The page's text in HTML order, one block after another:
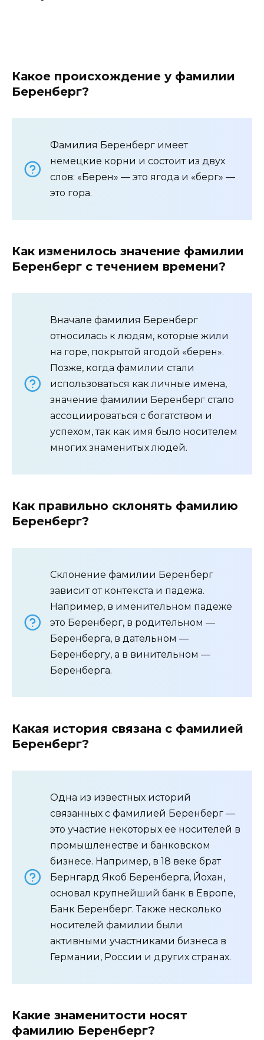
Какое происхождение у фамилии
Беренберг?
Фамилия Беренберг имеет
немецкие корни и состоит из двух
слов: «Берен» — это ягода и «берг» —
это гора.
Как изменилось значение фамилии
Беренберг с течением времени?
Вначале фамилия Беренберг
относилась к людям, которые жили
на горе, покрытой ягодой «берен».
Позже, когда фамилии стали
использоваться как личные имена,
значение фамилии Беренберг стало
ассоциироваться с богатством и
успехом, так как имя было носителем
многих знаменитых людей.
Как правильно склонять фамилию
Беренберг?
Склонение фамилии Беренберг
зависит от контекста и падежа.
Например, в именительном падеже
это Беренберг, в родительном —
Беренберга, в дательном —
Беренбергу, а в винительном —
Беренберга.
Какая история связана с фамилией
Беренберг?
Одна из известных историй
связанных с фамилией Беренберг —
это участие некоторых ее носителей в
промышленестве и банковском
бизнесе. Например, в 18 веке брат
Бернгард Якоб Беренберга, Йохан,
основал крупнейший банк в Европе,
Банк Беренберг. Также несколько
носителей фамилии были
активными участниками бизнеса в
Германии, России и других странах.
Какие знаменитости носят
фамилию Беренберг?